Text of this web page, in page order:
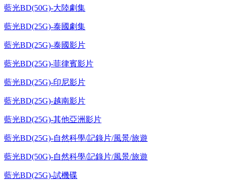
藍光BD(50G)-大陸劇集
藍光BD(25G)-泰國劇集
藍光BD(25G)-泰國影片
藍光BD(25G)-菲律賓影片
藍光BD(25G)-印尼影片
藍光BD(25G)-越南影片
藍光BD(25G)-其他亞洲影片
藍光BD(25G)-自然科學/記錄片/風景/旅遊
藍光BD(50G)-自然科學/記錄片/風景/旅遊
藍光BD(25G)-試機碟